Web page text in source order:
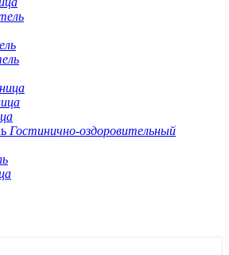
Гостинично-оздоровительный